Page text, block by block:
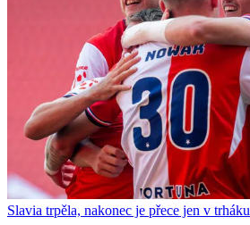
Slavia trpěla, nakonec je přece jen v trháku